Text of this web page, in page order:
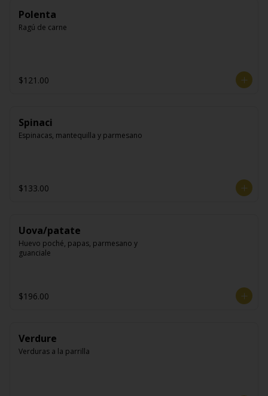
Polenta
Ragú de carne
$121.00
Spinaci
Espinacas, mantequilla y parmesano
$133.00
Uova/patate
Huevo poché, papas, parmesano y
guanciale
$196.00
Verdure
Verduras a la parrilla